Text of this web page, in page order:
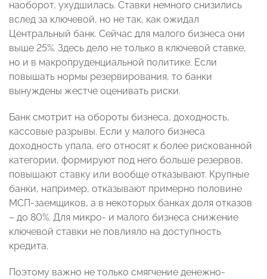
наоборот, ухудшилась. Ставки немного снизились
вслед за ключевой, но не так, как ожидал
Центральный банк. Сейчас для малого бизнеса они
выше 25%. Здесь дело не только в ключевой ставке,
но и в макропруденциальной политике. Если
повышать нормы резервирования, то банки
вынуждены жестче оценивать риски.
Банк смотрит на обороты бизнеса, доходность,
кассовые разрывы. Если у малого бизнеса
доходность упала, его относят к более рискованной
категории, формируют под него больше резервов,
повышают ставку или вообще отказывают. Крупные
банки, например, отказывают примерно половине
МСП-заемщиков, а в некоторых банках доля отказов
– до 80%. Для микро- и малого бизнеса снижение
ключевой ставки не повлияло на доступность
кредита.
Поэтому важно не только смягчение денежно-